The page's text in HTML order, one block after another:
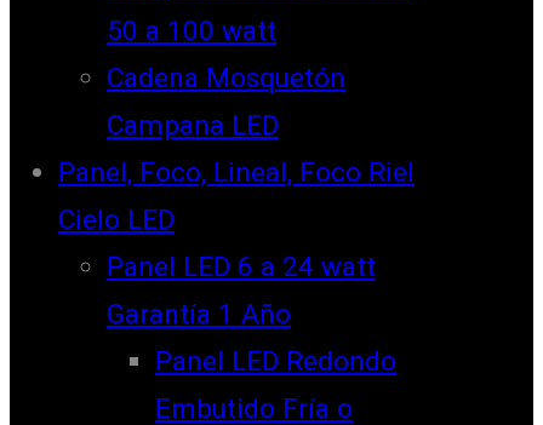
50 a 100 watt
Cadena Mosquetón
Campana LED
Panel, Foco, Lineal, Foco Riel
Cielo LED
Panel LED 6 a 24 watt
Garantía 1 Año
Panel LED Redondo
Embutido Fría o